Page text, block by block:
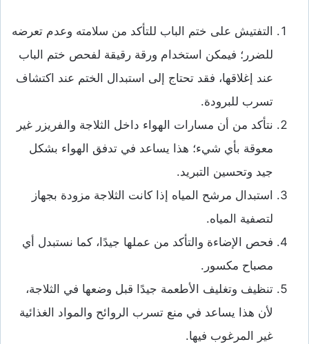
التفتيش على ختم الباب للتأكد من سلامته وعدم تعرضه
للضرر؛ فيمكن استخدام ورقة رقيقة لفحص ختم الباب
عند إغلاقها، فقد تحتاج إلى استبدال الختم عند اكتشاف
تسرب للبرودة.
نتأكد من أن مسارات الهواء داخل الثلاجة والفريزر غير
معوقة بأي شيء؛ هذا يساعد في تدفق الهواء بشكل
جيد وتحسين التبريد.
استبدال مرشح المياه إذا كانت الثلاجة مزودة بجهاز
لتصفية المياه.
فحص الإضاءة والتأكد من عملها جيدًا، كما نستبدل أي
مصباح مكسور.
تنظيف وتغليف الأطعمة جيدًا قبل وضعها في الثلاجة،
لأن هذا يساعد في منع تسرب الروائح والمواد الغذائية
غير المرغوب فيها.